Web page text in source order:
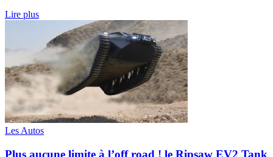
Lire plus
Les Autos
Plus aucune limite à l’off road ! le Ripsaw EV2 Tank